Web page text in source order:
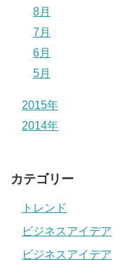
8月
7月
6月
5月
2015年
2014年
カテゴリー
トレンド
ビジネスアイデア
ビジネスアイデア